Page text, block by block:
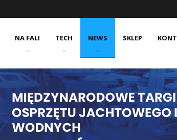
NA FALI TECH NEWS SKLEP